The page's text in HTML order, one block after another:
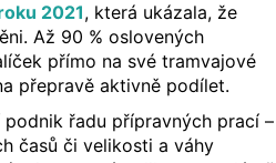
2021, která ukázala, že
Až 90 % oslovených
přímo na své tramvajové
přepravě aktivně podílet.
řadu přípravných prací –
časů či velikosti a váhy